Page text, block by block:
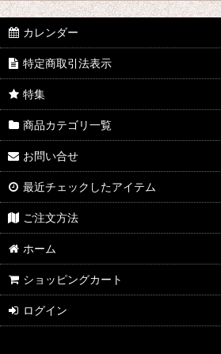
並び順:
金管楽器 (全商品)
トランペット
ホルン
トロンボーン
ユーフォニアム
カレンダー
特定商取引法表示
特集
商品カテゴリ一覧
お問い合せ
最近チェックしたアイテム
ご注文方法
ホーム
ショッピングカート
ログイン